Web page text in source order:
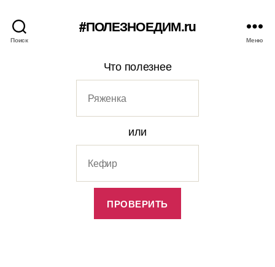
Поиск
#ПОЛЕЗНОЕДИМ.ru
Меню
Что полезнее
или